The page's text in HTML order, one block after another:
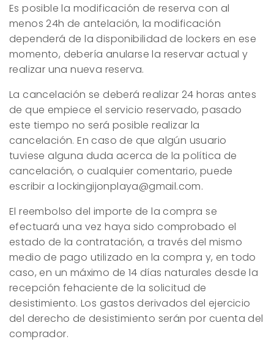
Es posible la modificación de reserva con al
menos 24h de antelación, la modificación
dependerá de la disponibilidad de lockers en ese
momento, debería anularse la reservar actual y
realizar una nueva reserva.
La cancelación se deberá realizar 24 horas antes
de que empiece el servicio reservado, pasado
este tiempo no será posible realizar la
cancelación. En caso de que algún usuario
tuviese alguna duda acerca de la política de
cancelación, o cualquier comentario, puede
escribir alockingijonplaya@gmail.com.
El reembolso del importe de la compra se
efectuará una vez haya sido comprobado el
estado de la contratación, a través del mismo
medio de pago utilizado en la compra y, en todo
caso, en un máximo de 14 días naturales desde la
recepción fehaciente de la solicitud de
desistimiento. Los gastos derivados del ejercicio
del derecho de desistimiento serán por cuenta del
comprador.